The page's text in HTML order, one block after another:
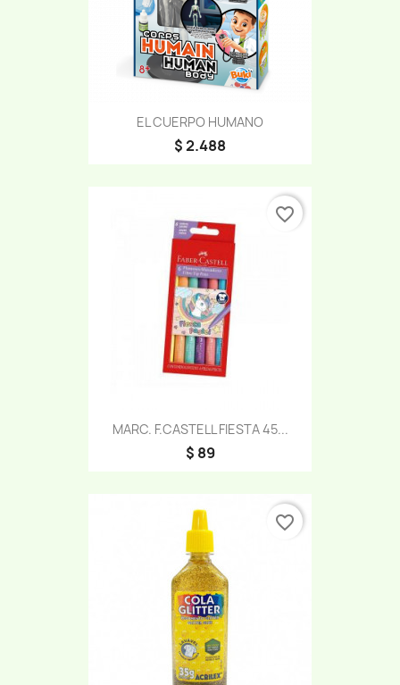
EL CUERPO HUMANO
$ 2.488
MARC. F.CASTELL FIESTA 45...
$ 89
favorite_border
favorite_border